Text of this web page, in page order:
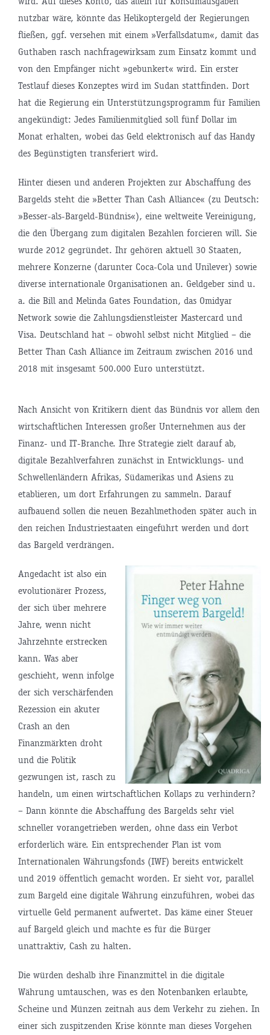
nutzbar wäre, könnte das Helikoptergeld der Regierungen
fließen, ggf. versehen mit einem »Verfallsdatum«, damit das
Guthaben rasch nachfragewirksam zum Einsatz kommt und
von den Empfänger nicht »gebunkert« wird. Ein erster
Testlauf dieses Konzeptes wird im Sudan stattfinden. Dort
hat die Regierung ein Unterstützungsprogramm für Familien
angekündigt: Jedes Familienmitglied soll fünf Dollar im
Monat erhalten, wobei das Geld elektronisch auf das Handy
des Begünstigten transferiert wird.
Hinter diesen und anderen Projekten zur Abschaffung des
Bargelds steht die »Better Than Cash Alliance« (zu Deutsch:
»Besser-als-Bargeld-Bündnis«), eine weltweite Vereinigung,
die den Übergang zum digitalen Bezahlen forcieren will. Sie
wurde 2012 gegründet. Ihr gehören aktuell 30 Staaten,
mehrere Konzerne (darunter Coca-Cola und Unilever) sowie
diverse internationale Organisationen an. Geldgeber sind u.
a. die Bill and Melinda Gates Foundation, das Omidyar
Network sowie die Zahlungsdienstleister Mastercard und
Visa. Deutschland hat – obwohl selbst nicht Mitglied – die
Better Than Cash Alliance im Zeitraum zwischen 2016 und
2018 mit insgesamt 500.000 Euro unterstützt.
Nach Ansicht von Kritikern dient das Bündnis vor allem den
wirtschaftlichen Interessen großer Unternehmen aus der
Finanz- und IT-Branche. Ihre Strategie zielt darauf ab,
digitale Bezahlverfahren zunächst in Entwicklungs- und
Schwellenländern Afrikas, Südamerikas und Asiens zu
etablieren, um dort Erfahrungen zu sammeln. Darauf
aufbauend sollen die neuen Bezahlmethoden später auch in
den reichen Industriestaaten eingeführt werden und dort
das Bargeld verdrängen.
Angedacht ist also ein
evolutionärer Prozess,
der sich über mehrere
Jahre, wenn nicht
Jahrzehnte erstrecken
kann. Was aber
geschieht, wenn infolge
der sich verschärfenden
Rezession ein akuter
Crash an den
Finanzmärkten droht
und die Politik
gezwungen ist, rasch zu
handeln, um einen wirtschaftlichen Kollaps zu verhindern?
– Dann könnte die Abschaffung des Bargelds sehr viel
schneller vorangetrieben werden, ohne dass ein Verbot
erforderlich wäre. Ein entsprechender Plan ist vom
Internationalen Währungsfonds (IWF) bereits entwickelt
und 2019 öffentlich gemacht worden. Er sieht vor, parallel
zum Bargeld eine digitale Währung einzuführen, wobei das
virtuelle Geld permanent aufwertet. Das käme einer Steuer
auf Bargeld gleich und machte es für die Bürger
unattraktiv, Cash zu halten.
Die würden deshalb ihre Finanzmittel in die digitale
Währung umtauschen, was es den Notenbanken erlaubte,
Scheine und Münzen zeitnah aus dem Verkehr zu ziehen. In
einer sich zuspitzenden Krise könnte man dieses Vorgehen